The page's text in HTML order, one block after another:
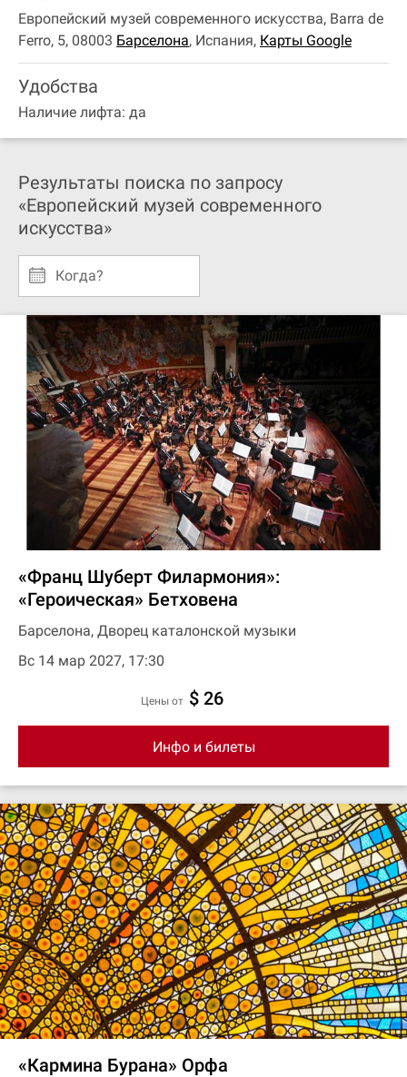
Европейский музей современного искусства, Barra de
Ferro, 5, 08003 Барселона, Испания, Карты Google
Удобства
Наличие лифта: да
Результаты поиска по запросу
«Европейский музей современного
искусства»
Когда?
«Франц Шуберт Филармония»:
«Героическая» Бетховена
Барселона, Дворец каталонской музыки
Вс 14 мар 2027, 17:30
цены от $ 26
Инфо и билеты
«Кармина Бурана» Орфа